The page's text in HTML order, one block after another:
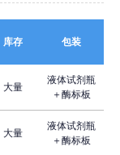
库存 包装
大量
液体试剂瓶
＋酶标板
大量
液体试剂瓶
＋酶标板